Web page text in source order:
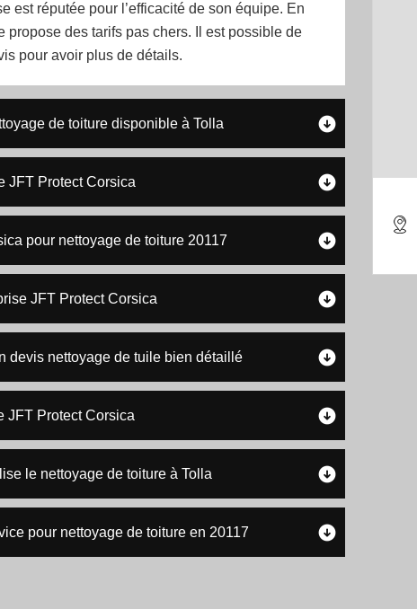
est réputée pour l’efficacité de son équipe. En
propose des tarifs pas chers. Il est possible de
pour avoir plus de détails.
de toiture disponible à Tolla
JFT Protect Corsica
pour nettoyage de toiture 20117
JFT Protect Corsica
devis nettoyage de tuile bien détaillé
JFT Protect Corsica
le nettoyage de toiture à Tolla
pour nettoyage de toiture en 20117